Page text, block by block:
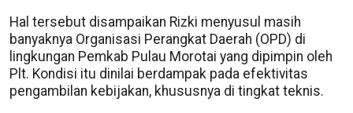
Hal tersebut disampaikan Rizki menyusul masih
banyaknya Organisasi Perangkat Daerah (OPD) di
lingkungan Pemkab Pulau Morotai yang dipimpin oleh
Plt. Kondisi itu dinilai berdampak pada efektivitas
pengambilan kebijakan, khususnya di tingkat teknis.